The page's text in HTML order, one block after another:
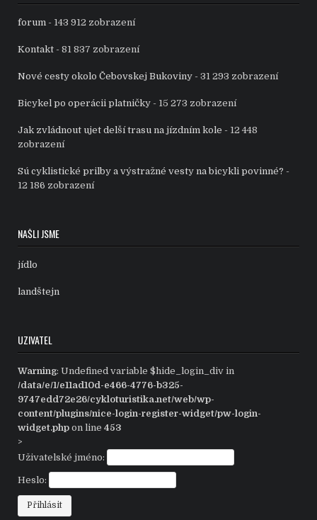
forum - 143 912 zobrazení
Kontakt - 81 837 zobrazení
Nové cesty okolo Čebovskej Bukoviny - 31 293 zobrazení
Bicykel po operácii platničky - 15 273 zobrazení
Jak zvládnout ujet delší trasu na jízdním kole - 12 448
zobrazení
Sú cyklistické prilby a výstražné vesty na bicykli povinné? -
12 186 zobrazení
NAŠLI JSME
jídlo
landštejn
UZIVATEL
Warning: Undefined variable $hide_login_div in
/data/e/1/e11ad10d-e466-4776-b325-
9747edd72e26/cykloturistika.net/web/wp-
content/plugins/nice-login-register-widget/pw-login-
widget.php on line453
>
Uživatelské jméno:
Heslo: